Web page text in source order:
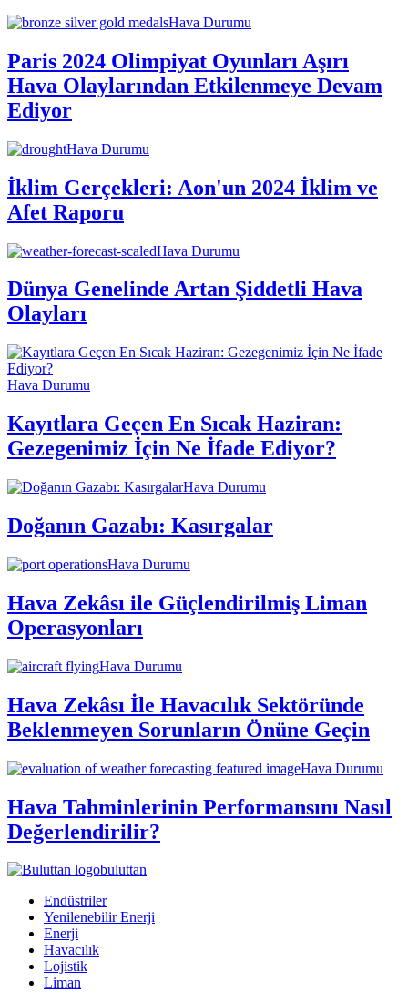
Hava Durumu
Paris 2024 Olimpiyat Oyunları Aşırı
Hava Olaylarından Etkilenmeye Devam
Ediyor
Hava Durumu
İklim Gerçekleri: Aon'un 2024 İklim ve
Afet Raporu
Hava Durumu
Dünya Genelinde Artan Şiddetli Hava
Olayları
Hava Durumu
Kayıtlara Geçen En Sıcak Haziran:
Gezegenimiz İçin Ne İfade Ediyor?
Hava Durumu
Doğanın Gazabı: Kasırgalar
Hava Durumu
Hava Zekâsı ile Güçlendirilmiş Liman
Operasyonları
Hava Durumu
Hava Zekâsı İle Havacılık Sektöründe
Beklenmeyen Sorunların Önüne Geçin
Hava Durumu
Hava Tahminlerinin Performansını Nasıl
Değerlendirilir?
buluttan
Endüstriler
Yenilenebilir Enerji
Enerji
Havacılık
Lojistik
Liman